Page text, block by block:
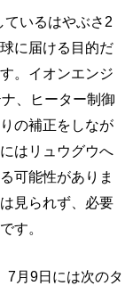
いるはやぶさ2
に届ける目的だ
。イオンエンジ
、ヒーター制御
の補正をしなが
はリュウグウへ
可能性がありま
見られず、必要
す。
7月9日には次のタ